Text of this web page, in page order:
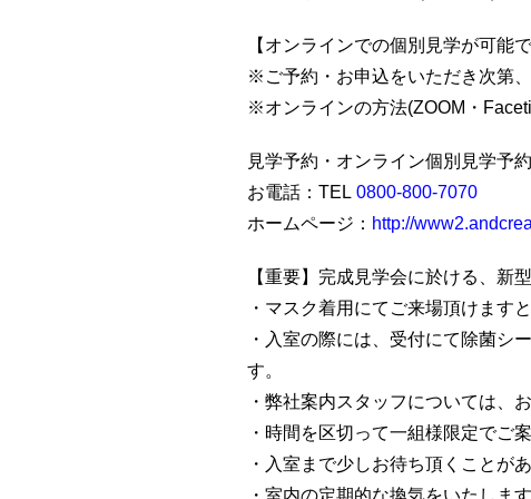
【オンラインでの個別見学が可能で
※ご予約・お申込をいただき次第
※オンラインの方法(ZOOM・
見学予約・オンライン個別見学予
お電話：TEL 0800-800-7070
ホームページ： http://
【重要】完成見学会に於ける、新
・マスク着用にてご来場頂けます
・入室の際には、受付にて除菌シ
す。
・弊社案内スタッフについては、
・時間を区切って一組様限定でご
・入室まで少しお待ち頂くことが